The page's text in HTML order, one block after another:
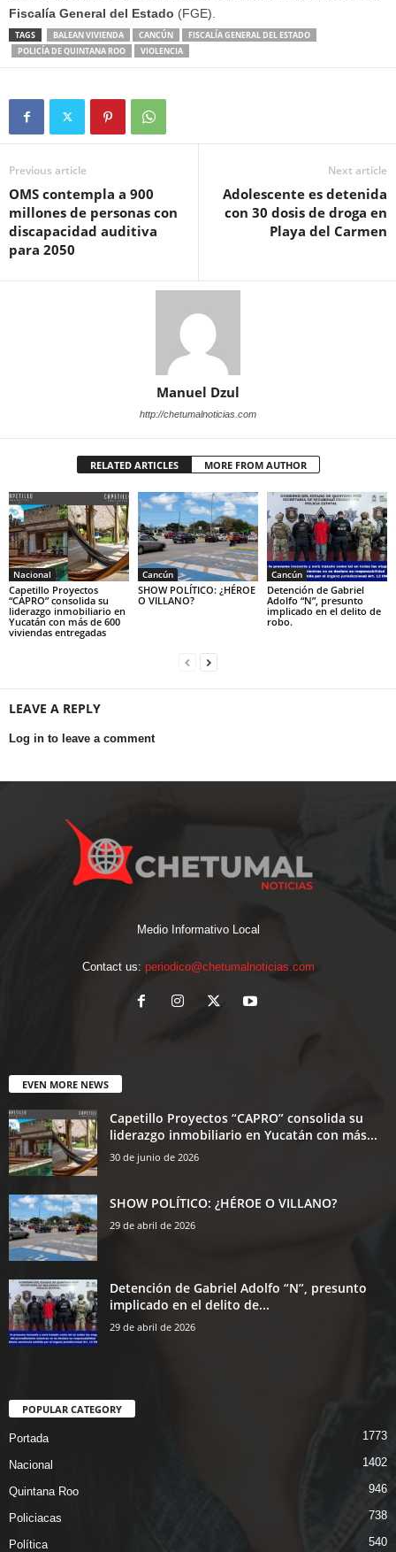
Fiscalía General del Estado (FGE).
TAGS BALEAN VIVIENDA CANCÚN
FISCALÍA GENERAL DEL ESTADO
POLICÍA DE QUINTANA ROO
VIOLENCIA
Previous article
OMS contempla a 900
millones de personas con
discapacidad auditiva
para 2050
Next article
Adolescente es detenida
con 30 dosis de droga en
Playa del Carmen
Manuel Dzul
http://chetumalnoticias.com
RELATED ARTICLES MORE FROM AUTHOR
Nacional
Capetillo Proyectos
“CAPRO” consolida su
liderazgo inmobiliario en
Yucatán con más de 600
viviendas entregadas
Cancún
SHOW POLÍTICO: ¿HÉROE
O VILLANO?
Cancún
Detención de Gabriel
Adolfo “N”, presunto
implicado en el delito de
robo.
LEAVE A REPLY
Log in to leave a comment
Medio Informativo Local
Contact us: periodico@chetumalnoticias.com
EVEN MORE NEWS
Capetillo Proyectos “CAPRO” consolida su
liderazgo inmobiliario en Yucatán con más...
30 de junio de 2026
SHOW POLÍTICO: ¿HÉROE O VILLANO?
29 de abril de 2026
Detención de Gabriel Adolfo “N”, presunto
implicado en el delito de...
29 de abril de 2026
POPULAR CATEGORY
Portada 1773
Nacional 1402
Quintana Roo 946
Policiacas 738
Política 540